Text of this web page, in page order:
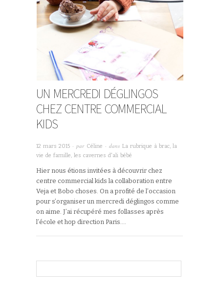
UN MERCREDI DÉGLINGOS
CHEZ CENTRE COMMERCIAL
KIDS
12 mars 2015 · par Céline · dans La rubrique à brac, la
vie de famille, les cavernes d'ali bébé
Hier nous étions invitées à découvrir chez
centre commercial kids la collaboration entre
Veja et Bobo choses. On a profité de l’occasion
pour s’organiser un mercredi déglingos comme
on aime. J’ai récupéré mes follasses après
l’école et hop direction Paris….